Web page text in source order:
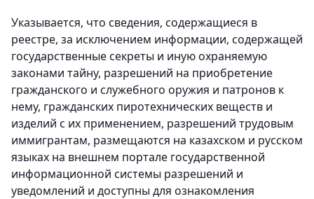
Указывается, что сведения, содержащиеся в
реестре, за исключением информации, содержащей
государственные секреты и иную охраняемую
законами тайну, разрешений на приобретение
гражданского и служебного оружия и патронов к
нему, гражданских пиротехнических веществ и
изделий с их применением, разрешений трудовым
иммигрантам, размещаются на казахском и русском
языках на внешнем портале государственной
информационной системы разрешений и
уведомлений и доступны для ознакомления